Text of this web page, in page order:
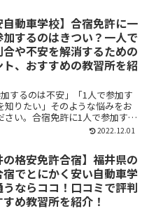
自動車学校】合宿免許に一
加するのはきつい？一人で
合や不安を解消するための
ト、おすすめの教習所を紹
するのは不安」「1人で参加す
りたい」そのような悩みをお
い。合宿免許に1人で参加すこ
持ちを持つ必要がありません。
2022.12.01
の格安免許合宿】福井県の
宿でとにかく安い自動車学
うならココ！口コミで評判
め教習所を紹介！